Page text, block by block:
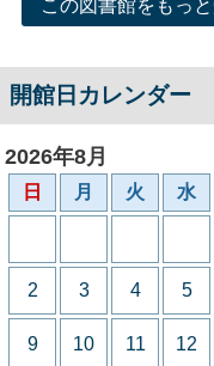
この図書館をもっ
開館日カレンダー
2026年8月
日 月 火 水
2 3 4 5
9 10 11 12